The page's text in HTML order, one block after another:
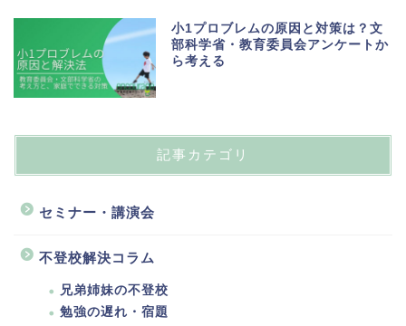
小1プロブレムの原因と対策は？文
部科学省・教育委員会アンケートか
ら考える
記事カテゴリ
セミナー・講演会
不登校解決コラム
兄弟姉妹の不登校
勉強の遅れ・宿題